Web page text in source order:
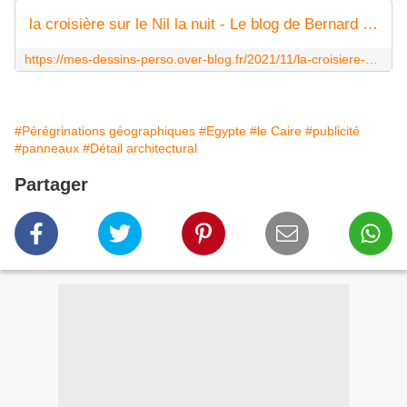
la croisière sur le Nil la nuit - Le blog de Bernard Moutin
#Pérégrinations géographiques #Egypte #le Caire #publicité
#panneaux #Détail architectural
Partager